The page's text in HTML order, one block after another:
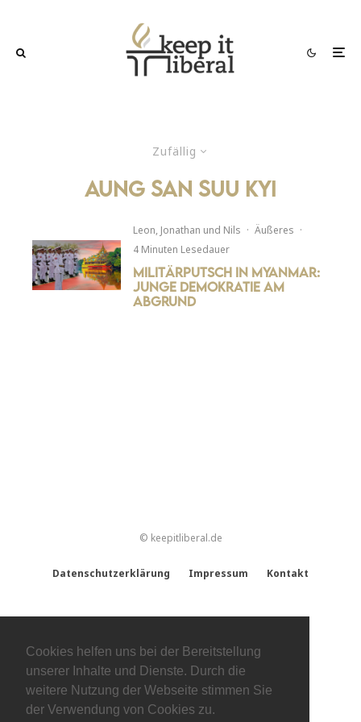
Cookies helfen uns bei der Bereitstellung
unserer Inhalte und Dienste. Durch die
weitere Nutzung der Webseite stimmen Sie
der Verwendung von Cookies zu.
Zufällig
aung san suu kyi
Leon, Jonathan und Nils · Äußeres ·
4 Minuten Lesedauer
Militärputsch in Myanmar:
Junge Demokratie am
Abgrund
© keepitliberal.de
Datenschutzerklärung Impressum Kontakt